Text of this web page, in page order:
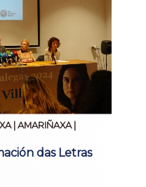
| AMARIÑAXA |
das Letras